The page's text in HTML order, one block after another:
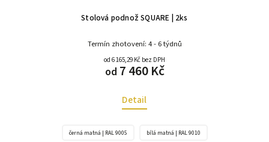
Stolová podnož SQUARE | 2ks
Termín zhotovení: 4 - 6 týdnů
od 6 165,29 Kč bez DPH
od 7 460 Kč
Detail
černá matná | RAL 9005 bílá matná | RAL 9010